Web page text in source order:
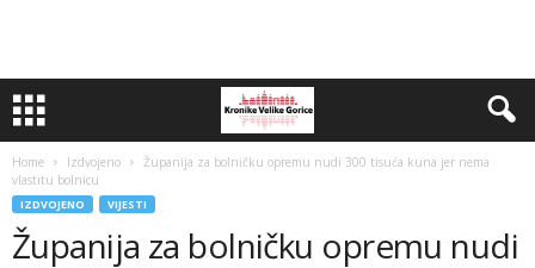
Home Izdvojeno
Županija za bolničku opremu nudi 300 tisuća kuna jer nema
vlastitu bolnicu
IZDVOJENO VIJESTI
Županija za bolničku opremu nudi